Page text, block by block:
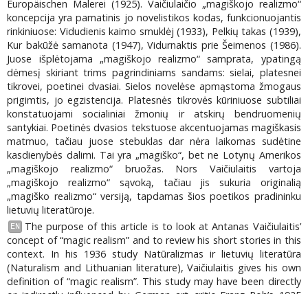
Europäischen Malerei (1925). Vaičiulaičio „magiškojo realizmo“
koncepcija yra pamatinis jo novelistikos kodas, funkcionuojantis
rinkiniuose: Vidudienis kaimo smuklėj (1933), Pelkių takas (1939),
Kur bakūžė samanota (1947), Vidurnaktis prie Šeimenos (1986).
Juose išplėtojama „magiškojo realizmo“ samprata, ypatingą
dėmesį skiriant trims pagrindiniams sandams: sielai, platesnei
tikrovei, poetinei dvasiai. Sielos novelėse apmąstoma žmogaus
prigimtis, jo egzistencija. Platesnės tikrovės kūriniuose subtiliai
konstatuojami socialiniai žmonių ir atskirų bendruomenių
santykiai. Poetinės dvasios tekstuose akcentuojamas magiškasis
matmuo, tačiau juose stebuklas dar nėra laikomas sudėtine
kasdienybės dalimi. Tai yra „magiško“, bet ne Lotynų Amerikos
„magiškojo realizmo“ bruožas. Nors Vaičiulaitis vartoja
„magiškojo realizmo“ sąvoką, tačiau jis sukuria originalią
„magiško realizmo“ versiją, tapdamas šios poetikos pradininku
lietuvių literatūroje.
EN
The purpose of this article is to look at Antanas Vaičiulaitis’
concept of “magic realism” and to review his short stories in this
context. In his 1936 study Natūralizmas ir lietuvių literatūra
(Naturalism and Lithuanian literature), Vaičiulaitis gives his own
definition of “magic realism”. This study may have been directly